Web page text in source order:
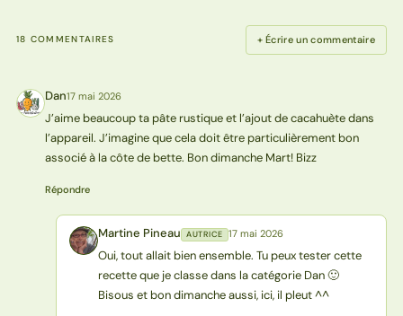
18 COMMENTAIRES + Écrire un commentaire
D Dan17 mai 2026
J’aime beaucoup ta pâte rustique et l’ajout de cacahuète dans
l’appareil. J’imagine que cela doit être particulièrement bon
associé à la côte de bette. Bon dimanche Mart! Bizz
Répondre
MP Martine Pineau AUTRICE 17 mai 2026
Oui, tout allait bien ensemble. Tu peux tester cette
recette que je classe dans la catégorie Dan 🙂
Bisous et bon dimanche aussi, ici, il pleut ^^